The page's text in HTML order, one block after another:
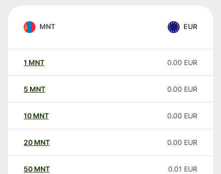
MNT EUR
1 MNT 0.00 EUR
5 MNT 0.00 EUR
10 MNT 0.00 EUR
20 MNT 0.00 EUR
50 MNT 0.01 EUR